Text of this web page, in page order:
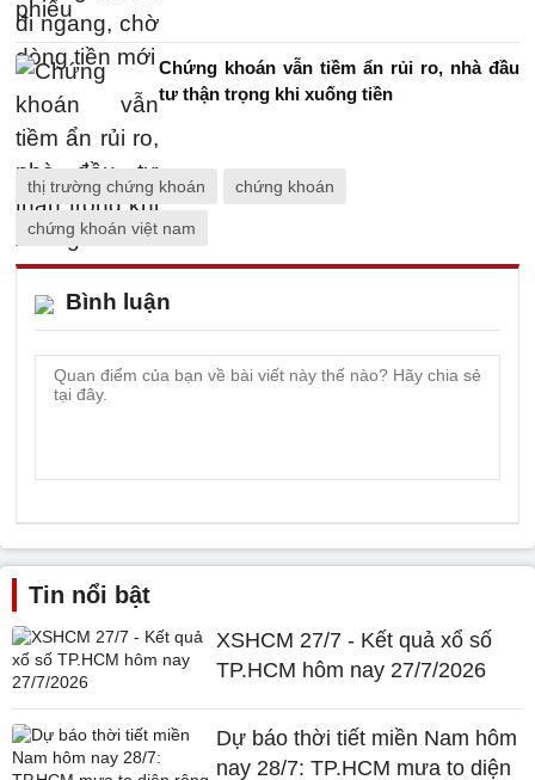
Chứng khoán vẫn tiềm ẩn rủi ro, nhà đầu
tư thận trọng khi xuống tiền
thị trường chứng khoán chứng khoán
chứng khoán việt nam
Bình luận
Tin nổi bật
XSHCM 27/7 - Kết quả xổ số
TP.HCM hôm nay 27/7/2026
Dự báo thời tiết miền Nam hôm
nay 28/7: TP.HCM mưa to diện